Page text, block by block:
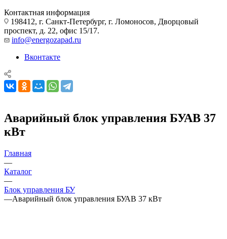
Контактная информация
198412, г. Санкт-Петербург, г. Ломоносов, Дворцовый
проспект, д. 22, офис 15/17.
info@energozapad.ru
Вконтакте
Аварийный блок управления БУАВ 37
кВт
Главная
—
Каталог
—
Блок управления БУ
—Аварийный блок управления БУАВ 37 кВт